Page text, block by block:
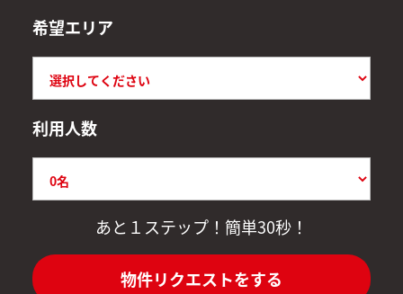
希望エリア
利用人数
あと１ステップ！簡単30秒！
物件リクエストをする